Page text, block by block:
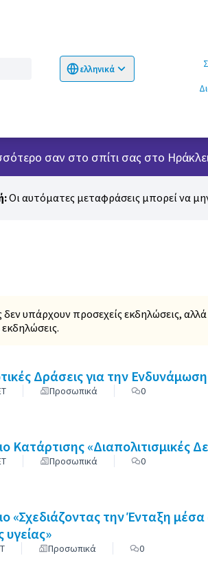
ελληνικά
Choose language
Σχετικά
σαν στο σπίτι σας στο
Οι αυτόματες μεταφράσεις μπορεί να
υπάρχουν προσεχείς εκδηλώσεις,
Δράσεις για την
Προσωπικά 0
Κατάρτισης «Διαπολιτισμικές
Προσωπικά 0
«Σχεδιάζοντας την Ένταξη
υγείας»
Προσωπικά 0